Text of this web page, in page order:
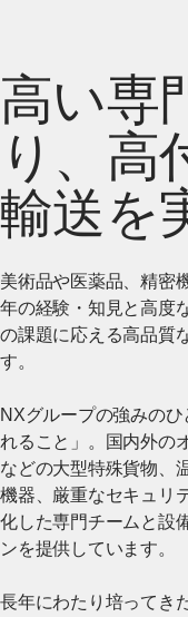
高い専
り、高
輸送を
美術品や医薬品、精密
年の経験・知見と高度
の課題に応える高品質
す。
NXグループの強みの
れること」。国内外の
などの大型特殊貨物、
機器、厳重なセキュリ
化した専門チームと設
ンを提供しています。
長年にわたり培ってき